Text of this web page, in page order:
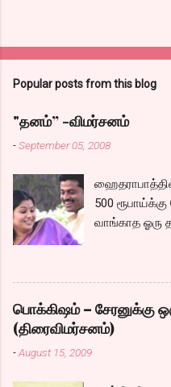
Popular posts from this blog
"தனம்” -விமர்சனம்
-September 05, 2008
500
வாங்காத ஓரு
அமைந்தது?
தன்னுடய
சும்மா, சுத்தி,
பொக்கிஷம் – சேரனுக்கு
(திரைவிமர்சனம்)
-August 15, 2009